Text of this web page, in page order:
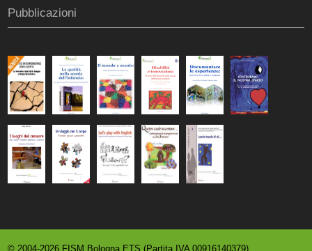
Pubblicazioni
© 2004-2026 FISM Bologna ETS (Partita IVA 00916140379)